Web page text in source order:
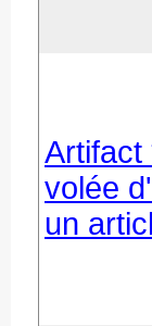
Artifact
volée
un